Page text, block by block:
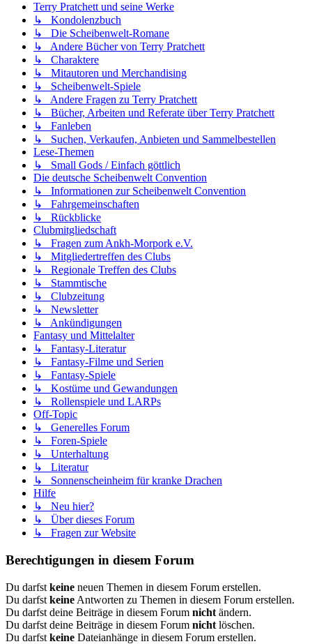
Terry Pratchett und seine Werke
↳ Kondolenzbuch
↳ Die Scheibenwelt-Romane
↳ Andere Bücher von Terry Pratchett
↳ Charaktere
↳ Mitautoren und Merchandising
↳ Scheibenwelt-Spiele
↳ Andere Fragen zu Terry Pratchett
↳ Bücher, Arbeiten und Referate über Terry Pratchett
↳ Fanleben
↳ Suchen, Verkaufen, Anbieten und Sammelbestellen
Lese-Themen
↳ Small Gods / Einfach göttlich
Die deutsche Scheibenwelt Convention
↳ Informationen zur Scheibenwelt Convention
↳ Fahrgemeinschaften
↳ Rückblicke
Clubmitgliedschaft
↳ Fragen zum Ankh-Morpork e.V.
↳ Mitgliedertreffen des Clubs
↳ Regionale Treffen des Clubs
↳ Stammtische
↳ Clubzeitung
↳ Newsletter
↳ Ankündigungen
Fantasy und Mittelalter
↳ Fantasy-Literatur
↳ Fantasy-Filme und Serien
↳ Fantasy-Spiele
↳ Kostüme und Gewandungen
↳ Rollenspiele und LARPs
Off-Topic
↳ Generelles Forum
↳ Foren-Spiele
↳ Unterhaltung
↳ Literatur
↳ Sonnenscheinheim für kranke Drachen
Hilfe
↳ Neu hier?
↳ Über dieses Forum
↳ Fragen zur Website
Berechtigungen in diesem Forum
Du darfst keine neuen Themen in diesem Forum erstellen.
Du darfst keine Antworten zu Themen in diesem Forum erstellen.
Du darfst deine Beiträge in diesem Forum nicht ändern.
Du darfst deine Beiträge in diesem Forum nicht löschen.
Du darfst keine Dateianhänge in diesem Forum erstellen.